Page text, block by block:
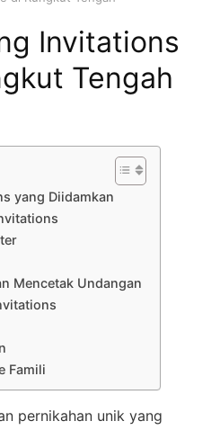
Invitations
Tengah
yang Diidamkan
Mencetak Undangan
Famili
pernikahan unik yang